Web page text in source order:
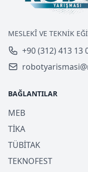
MESLEKÎ VE TEKNİK
+90 (312) 413 13
BAĞLANTILAR
MEB
TİKA
TÜBİTAK
TEKNOFEST